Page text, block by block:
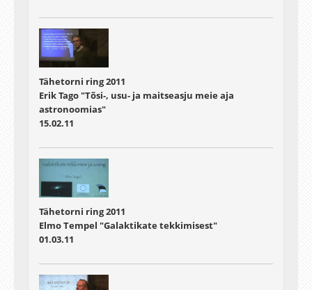
Tähetorni ring 2011
Erik Tago "Tõsi-, usu- ja maitseasju meie aja
astronoomias"
15.02.11
Tähetorni ring 2011
Elmo Tempel "Galaktikate tekkimisest"
01.03.11